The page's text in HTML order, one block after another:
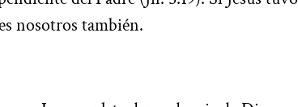
nosotros también.